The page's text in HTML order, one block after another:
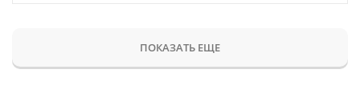
ПОКАЗАТЬ ЕЩЕ